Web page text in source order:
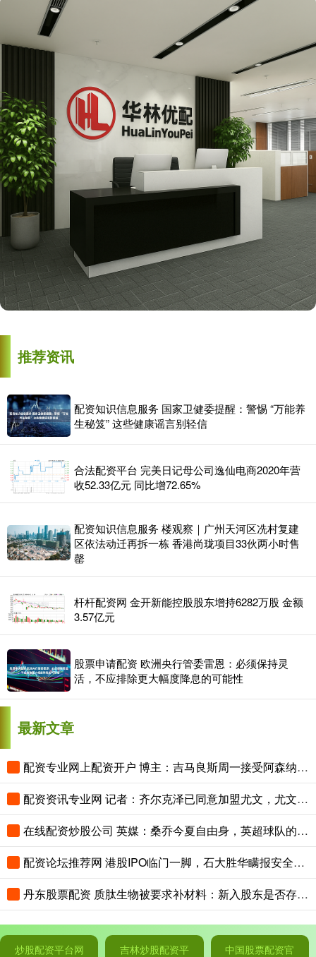
推荐资讯
配资知识信息服务 国家卫健委提醒：警惕 “万能养
生秘笈” 这些健康谣言别轻信
合法配资平台 完美日记母公司逸仙电商2020年营
收52.33亿元 同比增72.65%
配资知识信息服务 楼观察｜广州天河区冼村复建
区依法动迁再拆一栋 香港尚珑项目33伙两小时售
罄
杆杆配资网 金开新能控股股东增持6282万股 金额
3.57亿元
股票申请配资 欧洲央行管委雷恩：必须保持灵
活，不应排除更大幅度降息的可能性
最新文章
配资专业网上配资开户 博主：吉马良斯周一接受阿森纳体检，随后加入球队季前训练
配资资讯专业网 记者：齐尔克泽已同意加盟尤文，尤文与曼联开启谈判
在线配资炒股公司 英媒：桑乔今夏自由身，英超球队的兴趣不大
配资论坛推荐网 港股IPO临门一脚，石大胜华瞒报安全事故被证监会“点名”
丹东股票配资 质肽生物被要求补材料：新入股东是否存利益输送？公司现金流吃紧，烧钱研发下亏损扩大
炒股配资平台网
吉林炒股配资平
中国股票配资官